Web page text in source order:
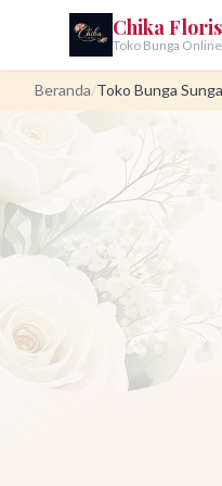
Chika
Toko Bunga
Beranda/Toko Bunga